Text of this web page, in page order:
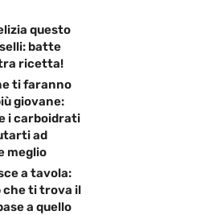
questo
batte
ricetta!
ti faranno
giovane:
i carboidrati
ad
meglio
a tavola:
che ti trova il
a quello